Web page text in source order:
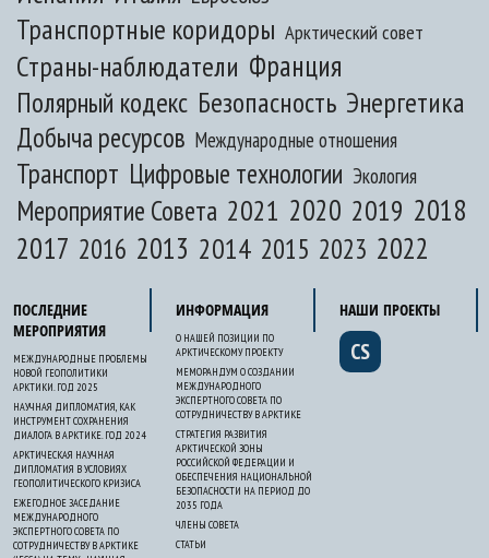
Транспортные коридоры Арктический совет
Страны-наблюдатели Франция
Полярный кодекс Безопасность Энергетика
Добыча ресурсов Международные отношения
Транспорт Цифровые технологии Экология
Мероприятие Совета 2021 2020 2019 2018
2017 2016 2013 2014 2015 2023 2022
ПОСЛЕДНИЕ
МЕРОПРИЯТИЯ
МЕЖДУНАРОДНЫЕ ПРОБЛЕМЫ
НОВОЙ ГЕОПОЛИТИКИ
АРКТИКИ. ГОД 2025
НАУЧНАЯ ДИПЛОМАТИЯ, КАК
ИНСТРУМЕНТ СОХРАНЕНИЯ
ДИАЛОГА В АРКТИКЕ. ГОД 2024
АРКТИЧЕСКАЯ НАУЧНАЯ
ДИПЛОМАТИЯ В УСЛОВИЯХ
ГЕОПОЛИТИЧЕСКОГО КРИЗИСА
ЕЖЕГОДНОЕ ЗАСЕДАНИЕ
МЕЖДУНАРОДНОГО
ЭКСПЕРТНОГО СОВЕТА ПО
СОТРУДНИЧЕСТВУ В АРКТИКЕ
ИНФОРМАЦИЯ
О НАШЕЙ ПОЗИЦИИ ПО
АРКТИЧЕСКОМУ ПРОЕКТУ
МЕМОРАНДУМ О СОЗДАНИИ
МЕЖДУНАРОДНОГО
ЭКСПЕРТНОГО СОВЕТА ПО
СОТРУДНИЧЕСТВУ В АРКТИКЕ
СТРАТЕГИЯ РАЗВИТИЯ
АРКТИЧЕСКОЙ ЗОНЫ
РОССИЙСКОЙ ФЕДЕРАЦИИ И
ОБЕСПЕЧЕНИЯ НАЦИОНАЛЬНОЙ
БЕЗОПАСНОСТИ НА ПЕРИОД ДО
2035 ГОДА
ЧЛЕНЫ СОВЕТА
СТАТЬИ
НАШИ ПРОЕКТЫ
CS